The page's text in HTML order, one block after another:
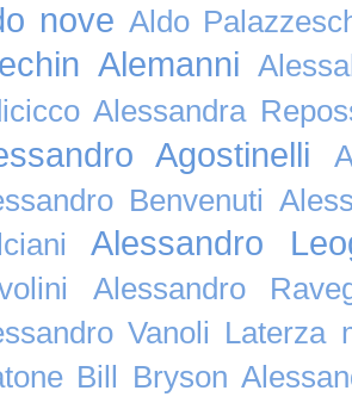
nove Aldo
Alemanni
Alessandra
Agostinelli
Benvenuti
Alessandro
Alessandro
Vanoli Laterza
Bill Bryson